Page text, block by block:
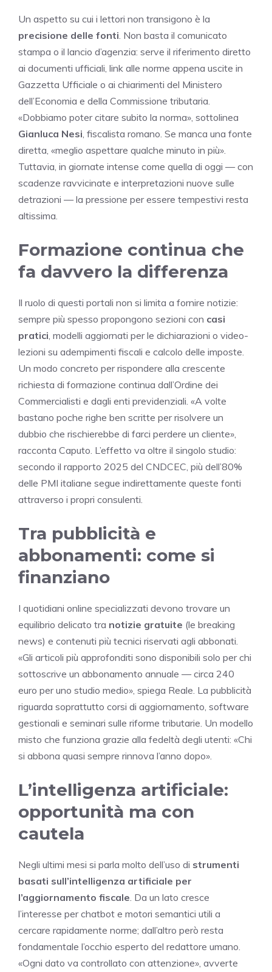
Un aspetto su cui i lettori non transigono è la
precisione delle fonti . Non basta il comunicato
stampa o il lancio d’agenzia: serve il riferimento diretto
ai documenti ufficiali, link alle norme appena uscite in
Gazzetta Ufficiale o ai chiarimenti del Ministero
dell’Economia e della Commissione tributaria.
«Dobbiamo poter citare subito la norma», sottolinea
Gianluca Nesi , fiscalista romano. Se manca una fonte
diretta, «meglio aspettare qualche minuto in più».
Tuttavia, in giornate intense come quella di oggi — con
scadenze ravvicinate e interpretazioni nuove sulle
detrazioni — la pressione per essere tempestivi resta
altissima.
Formazione continua che
fa davvero la differenza
Il ruolo di questi portali non si limita a fornire notizie:
sempre più spesso propongono sezioni con casi
pratici , modelli aggiornati per le dichiarazioni o video-
lezioni su adempimenti fiscali e calcolo delle imposte.
Un modo concreto per rispondere alla crescente
richiesta di formazione continua dall’Ordine dei
Commercialisti e dagli enti previdenziali. «A volte
bastano poche righe ben scritte per risolvere un
dubbio che rischierebbe di farci perdere un cliente»,
racconta Caputo. L’effetto va oltre il singolo studio:
secondo il rapporto 2025 del CNDCEC, più dell’80%
delle PMI italiane segue indirettamente queste fonti
attraverso i propri consulenti.
Tra pubblicità e
abbonamenti: come si
finanziano
I quotidiani online specializzati devono trovare un
equilibrio delicato tra notizie gratuite (le breaking
news) e contenuti più tecnici riservati agli abbonati.
«Gli articoli più approfonditi sono disponibili solo per chi
sottoscrive un abbonamento annuale — circa 240
euro per uno studio medio», spiega Reale. La pubblicità
riguarda soprattutto corsi di aggiornamento, software
gestionali e seminari sulle riforme tributarie. Un modello
misto che funziona grazie alla fedeltà degli utenti: «Chi
si abbona quasi sempre rinnova l’anno dopo».
L’intelligenza artificiale:
opportunità ma con
cautela
Negli ultimi mesi si parla molto dell’uso di strumenti
basati sull’intelligenza artificiale per
l’aggiornamento fiscale . Da un lato cresce
l’interesse per chatbot e motori semantici utili a
cercare rapidamente norme; dall’altro però resta
fondamentale l’occhio esperto del redattore umano.
«Ogni dato va controllato con attenzione», avverte